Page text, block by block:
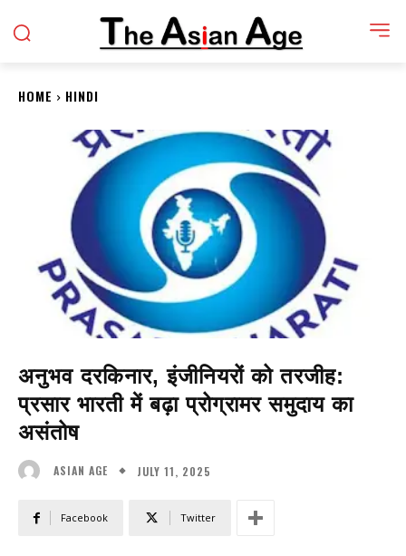
HOME HINDI
अनुभव दरकिनार, इंजीनियरों को तरजीह:
प्रसार भारती में बढ़ा प्रोग्रामर समुदाय का
असंतोष
ASIAN AGE JULY 11, 2025
Facebook Twitter